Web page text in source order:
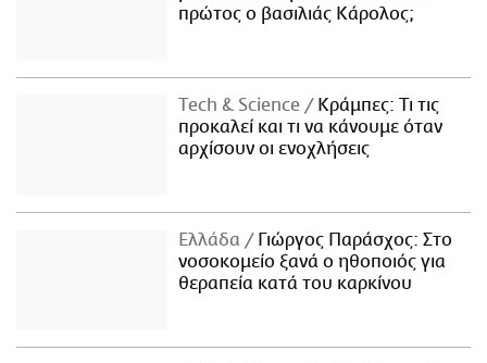
πρώτος ο βασιλιάς Κάρολος;
Τech & Science
Κράμπες: Τι τις
προκαλεί και τι να κάνουμε όταν
αρχίσουν οι ενοχλήσεις
Ελλάδα
Γιώργος Παράσχος: Στο
νοσοκομείο ξανά ο ηθοποιός για
θεραπεία κατά του καρκίνου